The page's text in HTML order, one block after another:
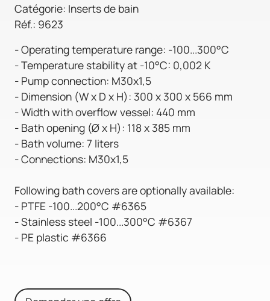
Catégorie: Inserts de bain
Réf.: 9623
- Operating temperature range: -100...300°C
- Temperature stability at -10°C: 0,002 K
- Pump connection: M30x1,5
- Dimension (W x D x H): 300 x 300 x 566 mm
- Width with overflow vessel: 440 mm
- Bath opening (Ø x H): 118 x 385 mm
- Bath volume: 7 liters
- Connections: M30x1,5
Following bath covers are optionally available:
- PTFE -100...200°C #6365
- Stainless steel -100...300°C #6367
- PE plastic #6366